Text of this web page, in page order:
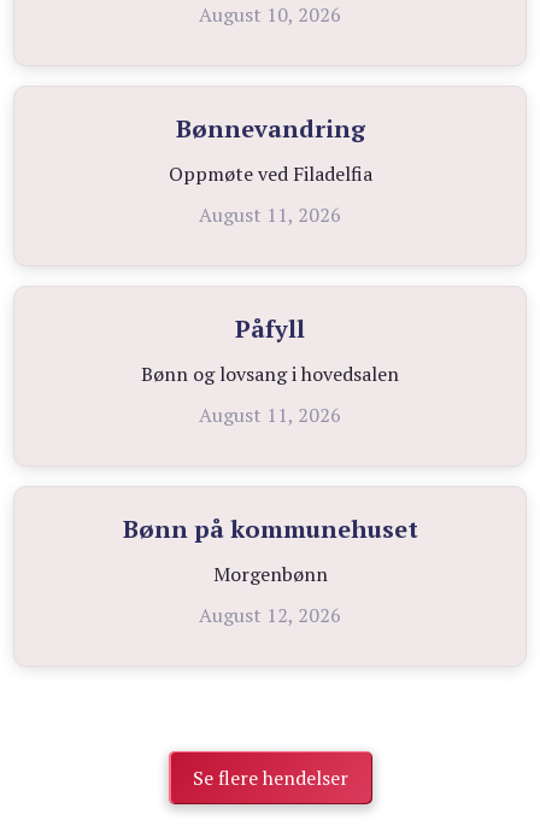
August 10, 2026
Bønnevandring
Oppmøte ved Filadelfia
August 11, 2026
Påfyll
Bønn og lovsang i hovedsalen
August 11, 2026
Bønn på kommunehuset
Morgenbønn
August 12, 2026
Se flere hendelser